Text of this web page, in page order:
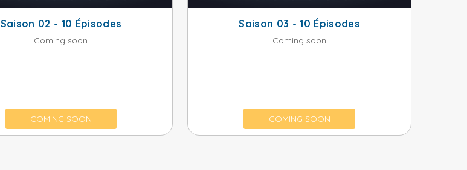
Saison 02 - 10 Épisodes
Coming soon
COMING SOON
Saison 03 - 10 Épisodes
Coming soon
COMING SOON